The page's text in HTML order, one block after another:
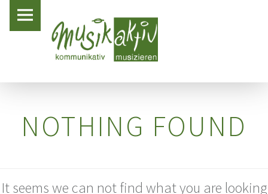
KLAVIER – MUSIK AKTIV LAER
PRIMARY MENU
NOTHING FOUND
It seems we can not find what you are looking